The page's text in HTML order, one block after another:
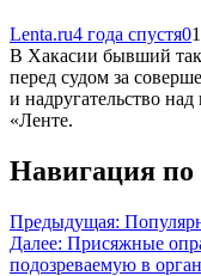
Lenta.ru4 года спустя0
В Хакасии бывший
перед судом за
и надругательство
«Ленте.
Навигация по
Предыдущая:
Далее: Присяжные
подозреваемую в